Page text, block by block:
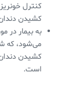
کنترل
کشیدن
به بیمار در
می‌شود، که
کشیدن دندان
است.